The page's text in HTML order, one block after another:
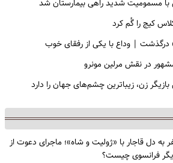
با مسمومیت شدید راهی بیمارستان شد
کیج را گُم کرد
درگذشت | وداع با یکی از رفقای خوب
در نقش مرلین مونرو
زن، زیباترین چشم‌های جهان را دارد
به دل قاجار با «ژولیت و شاه»؛ ماجرای دعوت از
فرانسوی چیست؟